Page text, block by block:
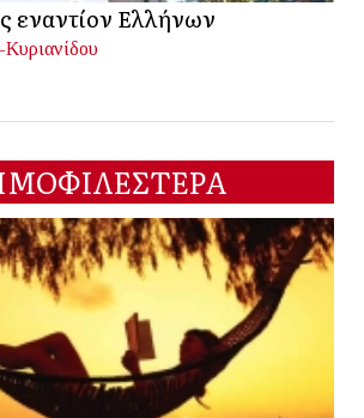
εναντίον Ελλήνων